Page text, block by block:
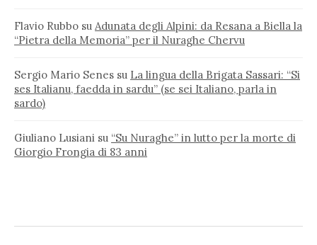
Flavio Rubbo su Adunata degli Alpini: da Resana a Biella la
“Pietra della Memoria” per il Nuraghe Chervu
Sergio Mario Senes su La lingua della Brigata Sassari: “Si
ses Italianu, faedda in sardu” (se sei Italiano, parla in
sardo)
Giuliano Lusiani su “Su Nuraghe” in lutto per la morte di
Giorgio Frongia di 83 anni